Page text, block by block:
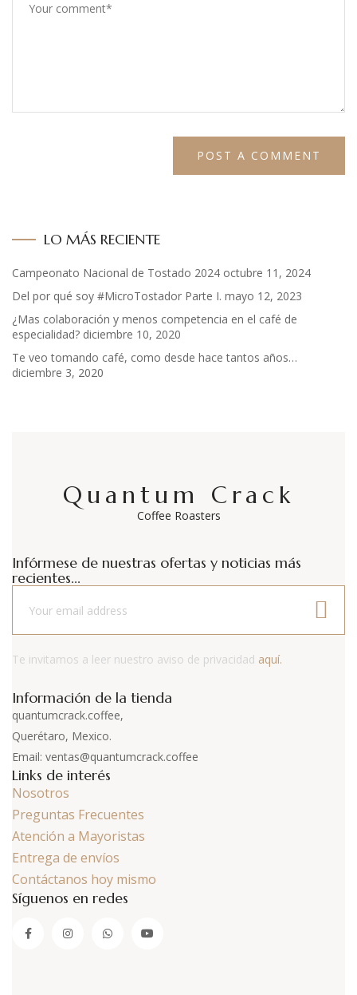
LO MÁS RECIENTE
Campeonato Nacional de Tostado 2024 octubre 11, 2024
Del por qué soy #MicroTostador Parte I. mayo 12, 2023
¿Mas colaboración y menos competencia en el café de
especialidad? diciembre 10, 2020
Te veo tomando café, como desde hace tantos años…
diciembre 3, 2020
Quantum Crack
Coffee Roasters
Infórmese de nuestras ofertas y noticias más
recientes...
Te invitamos a leer nuestro aviso de privacidad aquí.
Información de la tienda
quantumcrack.coffee,
Querétaro, Mexico.
Email: ventas@quantumcrack.coffee
Links de interés
Nosotros
Preguntas Frecuentes
Atención a Mayoristas
Entrega de envíos
Contáctanos hoy mismo
Síguenos en redes